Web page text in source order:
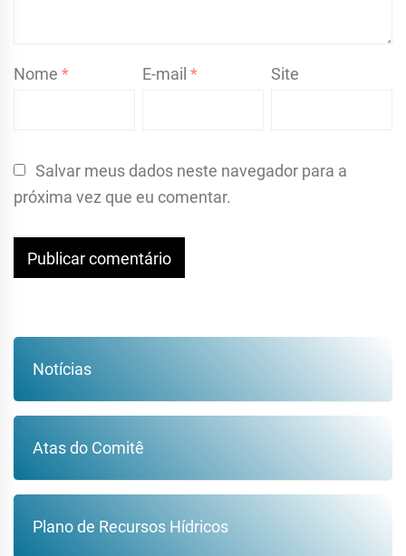
Nome * E-mail* Site
Salvar meus dados neste navegador para a
próxima vez que eu comentar.
Notícias
Atas do Comitê
Plano de Recursos Hídricos